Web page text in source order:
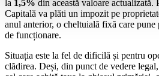
la 1,5% din această valoare
Capitală va plăti un impozit pe
anul anterior, o cheltuială fixă care pune
de funcționare.
Situația este la fel de dificilă și pentru
clădirea. Deși, din punct de vedere